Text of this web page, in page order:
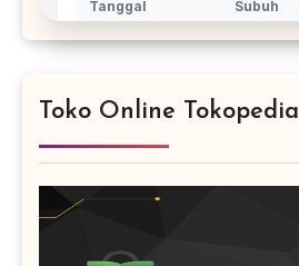
Toko Online Tokopedia